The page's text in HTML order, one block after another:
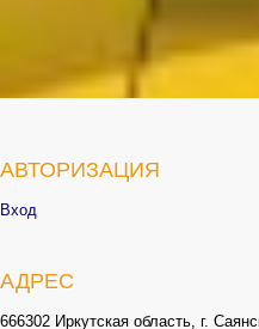
АВТОРИЗАЦИЯ
Вход
АДРЕС
666302 Иркутская область, г.